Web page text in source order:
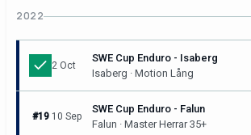
2022
2 Oct
SWE Cup Enduro - Isaberg
Isaberg · Motion Lång
#19 10 Sep
SWE Cup Enduro - Falun
Falun · Master Herrar 35+